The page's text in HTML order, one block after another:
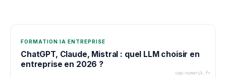
FORMATION IA ENTREPRISE
ChatGPT, Claude, Mistral : quel LLM choisir en
entreprise en 2026 ?
cap-numerik.fr